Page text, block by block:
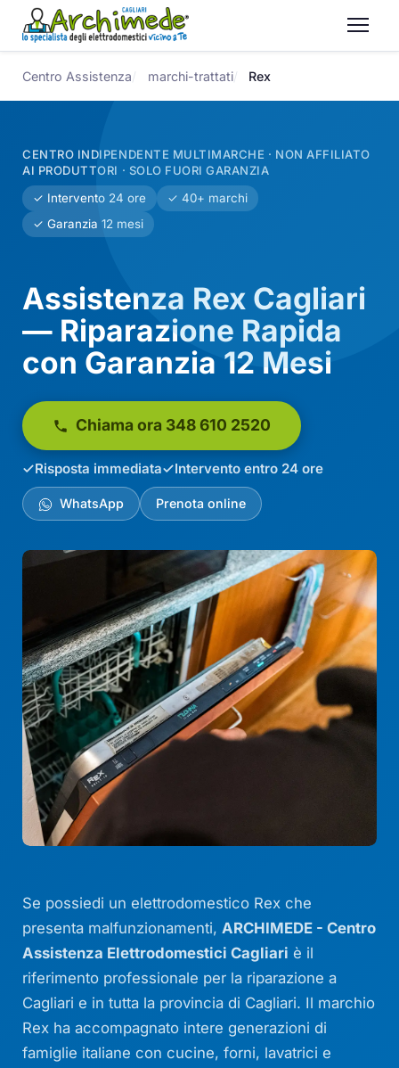
Centro Assistenza marchi-trattati Rex
CENTRO INDIPENDENTE MULTIMARCHE · NON AFFILIATO
AI PRODUTTORI · SOLO FUORI GARANZIA
✓ Intervento 24 ore
✓ 40+ marchi
✓ Garanzia 12 mesi
Assistenza Rex Cagliari
— Riparazione Rapida
con Garanzia 12 Mesi
Chiama ora 348 610 2520
Risposta immediata Intervento entro 24 ore
WhatsApp Prenota online
Se possiedi un elettrodomestico Rex che
presenta malfunzionamenti,ARCHIMEDE - Centro
Assistenza Elettrodomestici Cagliari è il
riferimento professionale per la riparazione a
Cagliari e in tutta la provincia di Cagliari. Il marchio
Rex ha accompagnato intere generazioni di
famiglie italiane con cucine, forni, lavatrici e